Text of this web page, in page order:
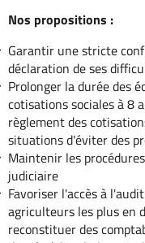
Nos propositions :
Garantir une stricte
déclaration de ses
Prolonger la durée des
cotisations sociales à 8
règlement des
situations d'éviter des
Maintenir les
judiciaire
Favoriser l'accès à
agriculteurs les plus en
reconstituer des